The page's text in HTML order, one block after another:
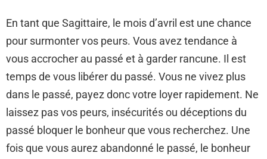
En tant que Sagittaire, le mois d’avril est une chance
pour surmonter vos peurs. Vous avez tendance à
vous accrocher au passé et à garder rancune. Il est
temps de vous libérer du passé. Vous ne vivez plus
dans le passé, payez donc votre loyer rapidement. Ne
laissez pas vos peurs, insécurités ou déceptions du
passé bloquer le bonheur que vous recherchez. Une
fois que vous aurez abandonné le passé, le bonheur